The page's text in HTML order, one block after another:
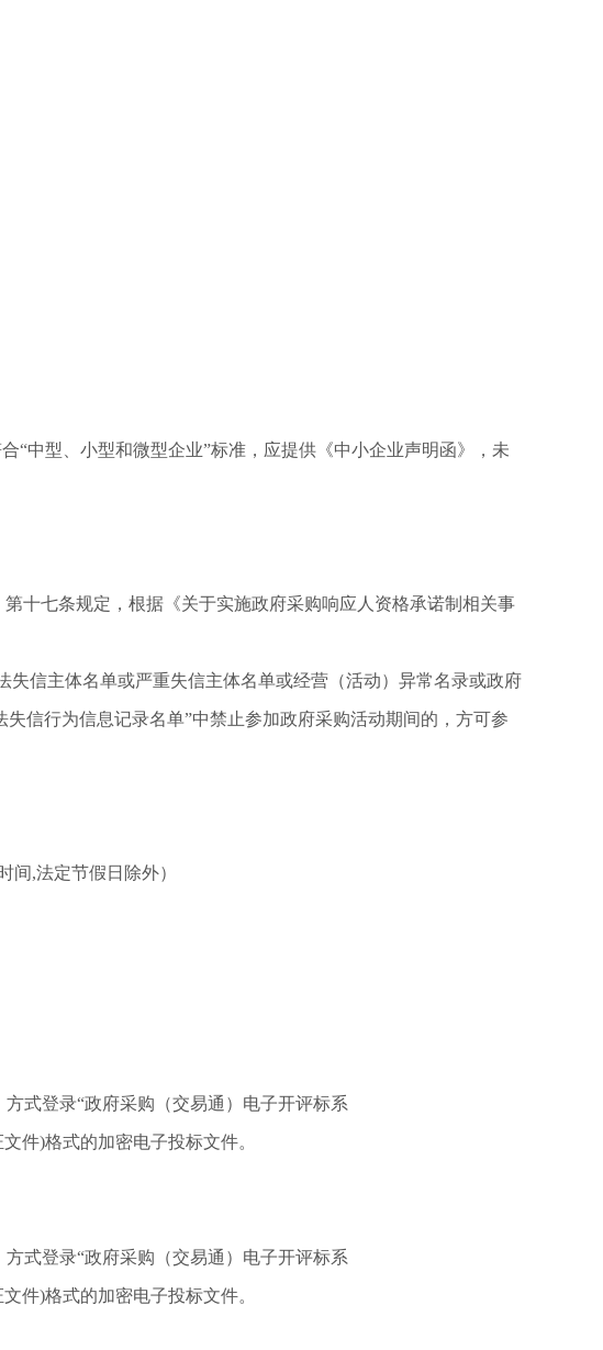
“中型、小型和微型企业”标准，应提供《中小企业声明函》，未
十七条规定，根据《关于实施政府采购响应人资格承诺制相关事
失信主体名单或严重失信主体名单或经营（活动）异常名录或政府
信行为信息记录名单”中禁止参加政府采购活动期间的，方可参
间,法定节假日除外）
式登录“政府采购（交易通）电子开评标系
文件)格式的加密电子投标文件。
式登录“政府采购（交易通）电子开评标系
文件)格式的加密电子投标文件。